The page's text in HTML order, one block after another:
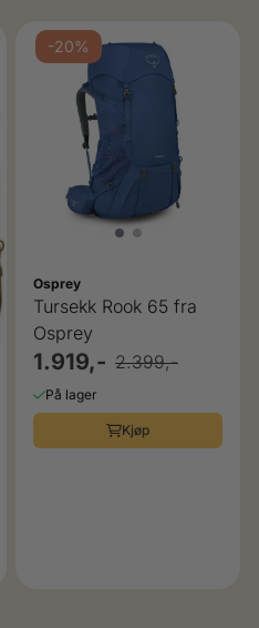
mulige
-20%
Osprey
Tursekk Rook 65 fra
Osprey
1.919,- 2.399,-
På lager
Kjøp